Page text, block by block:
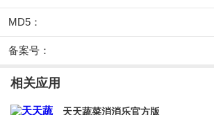
MD5：
备案号：
相关应用
天天蔬菜消消乐官方版